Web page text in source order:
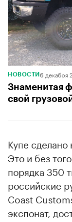
НОВОСТИ 6 декабря
Знаменитая
свой
Купе сделано
Это и без
порядка 350
российские
Coast
экспонат,